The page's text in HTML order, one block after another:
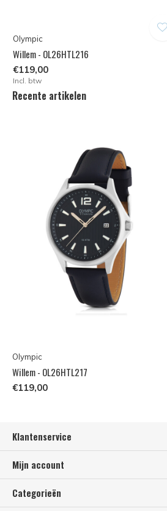
Olympic
Willem - OL26HTL216
€119,00
Incl. btw
Recente artikelen
Olympic
Willem - OL26HTL217
€119,00
Klantenservice
Mijn account
Categorieën